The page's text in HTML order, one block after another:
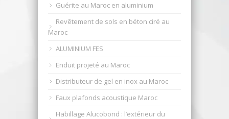
Guérite au Maroc en aluminium
Revêtement de sols en béton ciré au
Maroc
ALUMINIUM FES
Enduit projeté au Maroc
Distributeur de gel en inox au Maroc
Faux plafonds acoustique Maroc
Habillage Alucobond : l’extérieur du